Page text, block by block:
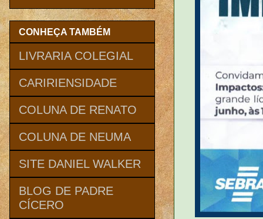
CONHEÇA TAMBÉM
LIVRARIA COLEGIAL
CARIRIENSIDADE
COLUNA DE RENATO
COLUNA DE NEUMA
SITE DANIEL WALKER
BLOG DE PADRE
CÍCERO